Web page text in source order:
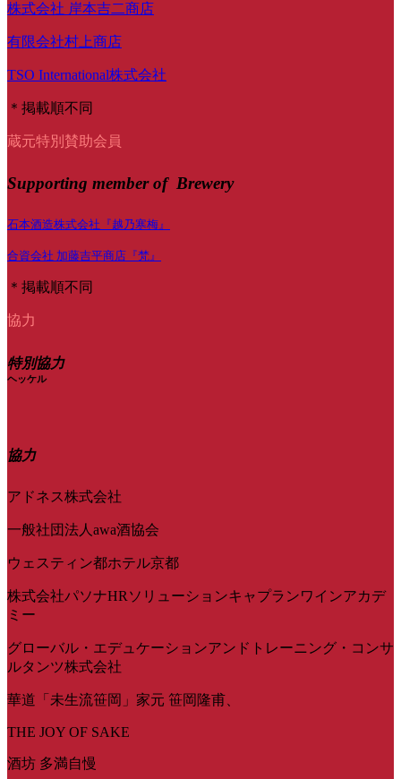
株式会社 岸本吉二商店
有限会社村上商店
TSO International株式会社
＊掲載順不同
蔵元特別賛助会員
Supporting member of Brewery
石本酒造株式会社『越乃寒梅』
合資会社 加藤吉平商店『梵』
＊掲載順不同
協力
特別協力
ヘッケル
協力
アドネス株式会社
一般社団法人awa酒協会
ウェスティン都ホテル京都
株式会社パソナHRソリューションキャプランワインアカデ
ミー
グローバル・エデュケーションアンドトレーニング・コンサ
ルタンツ株式会社
華道「未生流笹岡」家元 笹岡隆甫、
THE JOY OF SAKE
酒坊 多満自慢